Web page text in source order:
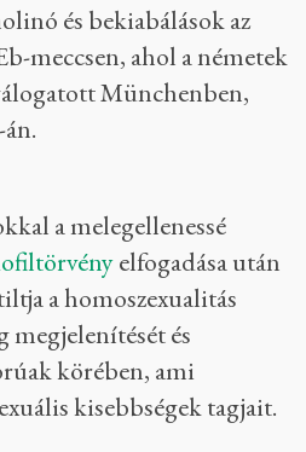
és bekiabálások az
meccsen, ahol a németek
Münchenben,
a melegellenessé
elfogadása után
a homoszexualitás
megjelenítését és
körében, ami
kisebbségek tagjait.